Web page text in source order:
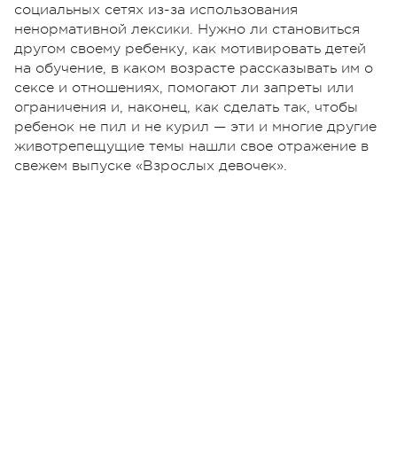
социальных сетях из-за использования
ненормативной лексики. Нужно ли становиться
другом своему ребенку, как мотивировать детей
на обучение, в каком возрасте рассказывать им о
сексе и отношениях, помогают ли запреты или
ограничения и, наконец, как сделать так, чтобы
ребенок не пил и не курил — эти и многие другие
животрепещущие темы нашли свое отражение в
свежем выпуске «Взрослых девочек».